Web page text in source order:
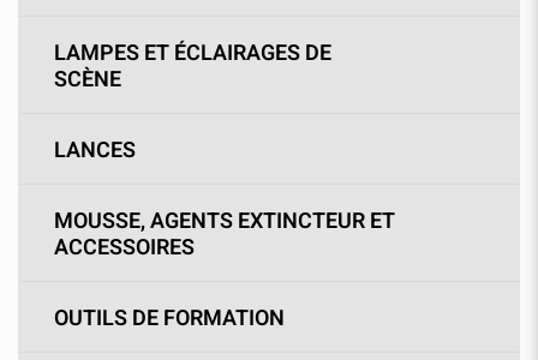
LAMPES ET ÉCLAIRAGES DE
SCÈNE
LANCES
MOUSSE, AGENTS EXTINCTEUR ET
ACCESSOIRES
OUTILS DE FORMATION